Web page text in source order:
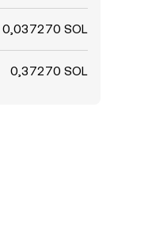
0,037270 SOL
0,37270 SOL